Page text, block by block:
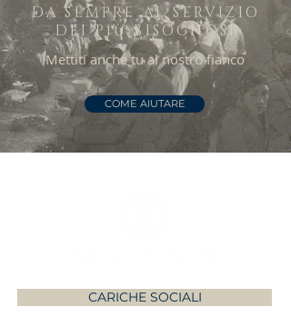
DA SEMPRE AL SERVIZIO
DEIPiùBISOGNOSI
Mettiti anche tu al nostro fianco
COME AIUTARE
CARICHE SOCIALI